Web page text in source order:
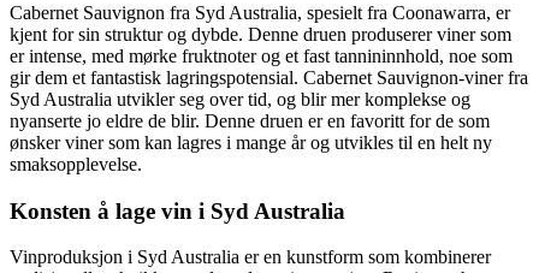
Cabernet Sauvignon fra Syd Australia, spesielt fra Coonawarra, er
kjent for sin struktur og dybde. Denne druen produserer viner som
er intense, med mørke fruktnoter og et fast tannininnhold, noe som
gir dem et fantastisk lagringspotensial. Cabernet Sauvignon-viner fra
Syd Australia utvikler seg over tid, og blir mer komplekse og
nyanserte jo eldre de blir. Denne druen er en favoritt for de som
ønsker viner som kan lagres i mange år og utvikles til en helt ny
smaksopplevelse.
Konsten å lage vin i Syd Australia
Vinproduksjon i Syd Australia er en kunstform som kombinerer